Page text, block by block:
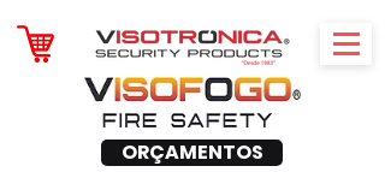
ORÇAMENTOS